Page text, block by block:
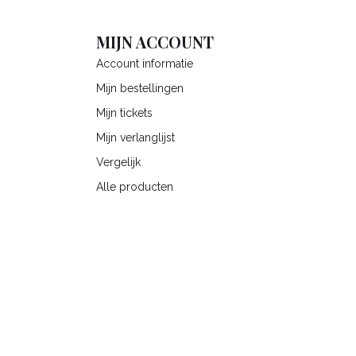
MIJN ACCOUNT
Account informatie
Mijn bestellingen
Mijn tickets
Mijn verlanglijst
Vergelijk
Alle producten